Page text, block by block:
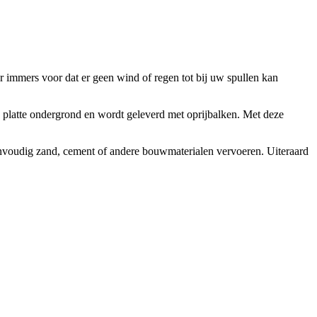
immers voor dat er geen wind of regen tot bij uw spullen kan
ondergrond en wordt geleverd met oprijbalken. Met deze
zand, cement of andere bouwmaterialen vervoeren. Uiteraard